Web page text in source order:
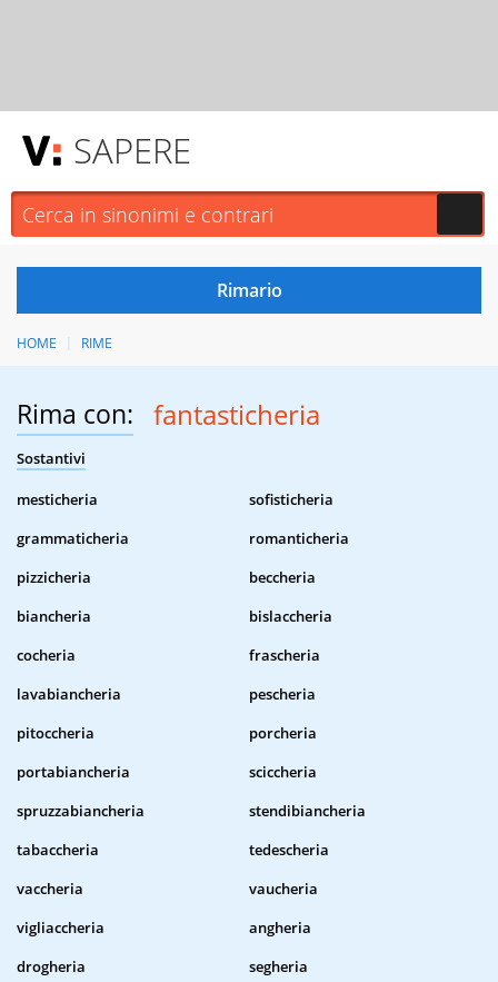
SAPERE
HOME RIME
Rima con: fantasticheria
Sostantivi
mesticheria
sofisticheria
grammaticheria
romanticheria
pizzicheria
beccheria
biancheria
bislaccheria
cocheria
frascheria
lavabiancheria
pescheria
pitoccheria
porcheria
portabiancheria
sciccheria
spruzzabiancheria
stendibiancheria
tabaccheria
tedescheria
vaccheria
vaucheria
vigliaccheria
angheria
drogheria
segheria